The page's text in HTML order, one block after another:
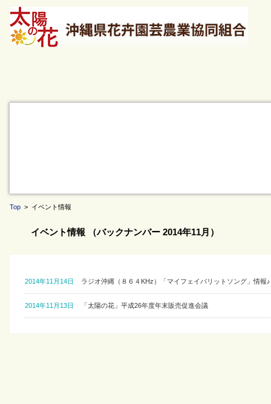
Top > イベント情報
イベント情報 （バックナンバー 2014年11月）
2014年11月14日 ラジオ沖縄（８６４KHz）「マイフェイバリットソング」情報♪
2014年11月13日 「太陽の花」平成26年度年末販売促進会議